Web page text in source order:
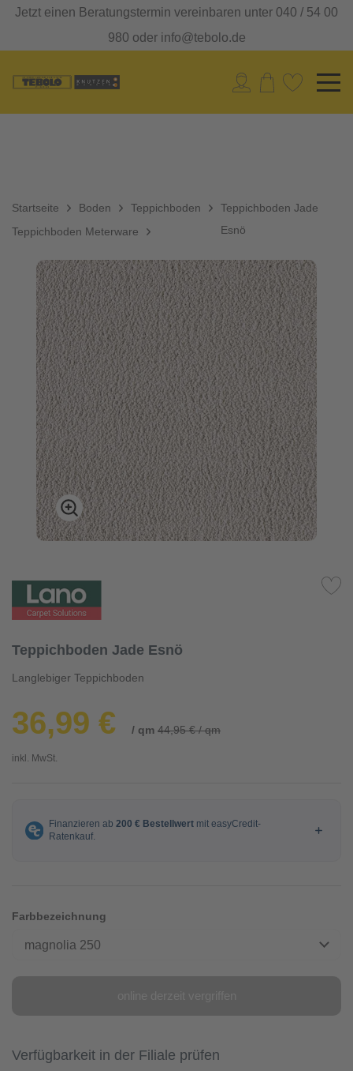
Jetzt einen Beratungstermin vereinbaren unter 040 / 54 00
980 oder info@tebolo.de
Startseite Boden
Teppichboden
Teppichboden Meterware
Teppichboden Jade
Esnö
Teppichboden Jade Esnö
Langlebiger Teppichboden
36,99 € / qm 44,95 € / qm
inkl. MwSt.
Farbbezeichnung
magnolia 250
Verfügbarkeit in der Filiale prüfen